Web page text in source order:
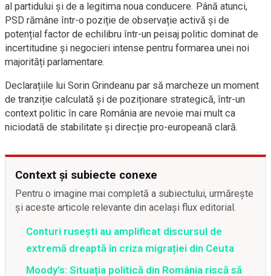
al partidului și de a legitima noua conducere. Până atunci,
PSD rămâne într-o poziție de observație activă și de
potențial factor de echilibru într-un peisaj politic dominat de
incertitudine și negocieri intense pentru formarea unei noi
majorități parlamentare.
Declarațiile lui Sorin Grindeanu par să marcheze un moment
de tranziție calculată și de poziționare strategică, într-un
context politic în care România are nevoie mai mult ca
niciodată de stabilitate și direcție pro-europeană clară.
Context și subiecte conexe
Pentru o imagine mai completă a subiectului, urmărește
și aceste articole relevante din același flux editorial.
Conturi rusești au amplificat discursul de
extremă dreaptă în criza migrației din Ceuta
Moody’s: Situația politică din România riscă să